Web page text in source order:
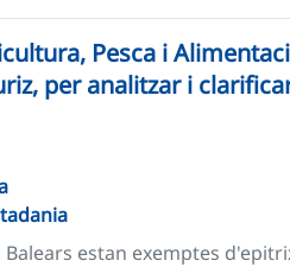
Pesca i
per analitzar i
estan exemptes